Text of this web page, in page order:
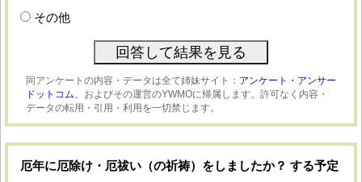
その他
同アンケートの内容・データは全て姉妹サイト： アンケート・アンサー
ドットコム、 およびその運営のYWMOに帰属します。許可なく内容・
データの転用・引用・利用を一切禁じます。
厄年に厄除け・厄祓い（の祈祷）をしましたか？ する予定